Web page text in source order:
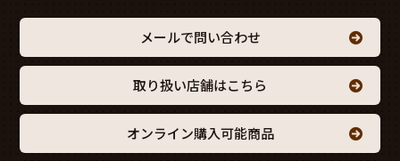
メールで問い合わせ
取り扱い店舗はこちら
オンライン購入可能商品